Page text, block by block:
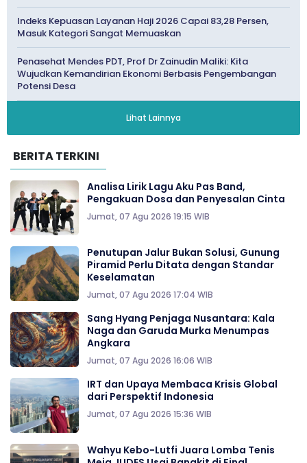
Indeks Kepuasan Layanan Haji 2026 Capai 83,28 Persen,
Masuk Kategori Sangat Memuaskan
Penasehat Mendes PDT, Prof Dr Zainudin Maliki: Kita
Wujudkan Kemandirian Ekonomi Berbasis Pengembangan
Potensi Desa
Lihat Lainnya
BERITA TERKINI
Analisa Lirik Lagu Aku Pas Band,
Pengakuan Dosa dan Penyesalan Cinta
Jumat, 07 Agu 2026 19:15 WIB
Penutupan Jalur Bukan Solusi, Gunung
Piramid Perlu Ditata dengan Standar
Keselamatan
Jumat, 07 Agu 2026 17:04 WIB
Sang Hyang Penjaga Nusantara: Kala
Naga dan Garuda Murka Menumpas
Angkara
Jumat, 07 Agu 2026 16:06 WIB
IRT dan Upaya Membaca Krisis Global
dari Perspektif Indonesia
Jumat, 07 Agu 2026 15:36 WIB
Wahyu Kebo-Lutfi Juara Lomba Tenis